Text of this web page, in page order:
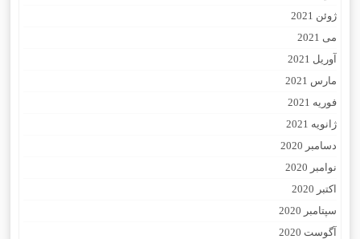
ژوئن 2021
می 2021
آوریل 2021
مارس 2021
فوریه 2021
ژانویه 2021
دسامبر 2020
نوامبر 2020
اکتبر 2020
سپتامبر 2020
آگوست 2020